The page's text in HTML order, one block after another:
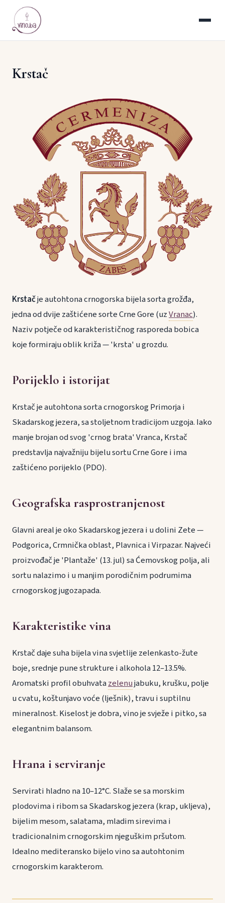
Krstač
Krstačje autohtona crnogorska bijela sorta grožđa,
jedna od dvije zaštićene sorte Crne Gore (uzVranac).
Naziv potječe od karakterističnog rasporeda bobica
koje formiraju oblik križa — 'krsta' u grozdu.
Porijeklo i istorijat
Krstač je autohtona sorta crnogorskog Primorja i
Skadarskog jezera, sa stoljetnom tradicijom uzgoja. Iako
manje brojan od svog 'crnog brata' Vranca, Krstač
predstavlja najvažniju bijelu sortu Crne Gore i ima
zaštićeno porijeklo (PDO).
Geografska rasprostranjenost
Glavni areal je oko Skadarskog jezera i u dolini Zete —
Podgorica, Crmnička oblast, Plavnica i Virpazar. Najveći
proizvođač je 'Plantaže' (13. jul) sa Ćemovskog polja, ali
sortu nalazimo i u manjim porodičnim podrumima
crnogorskog jugozapada.
Karakteristike vina
Krstač daje suha bijela vina svjetlije zelenkasto-žute
boje, srednje pune strukture i alkohola 12–13.5%.
Aromatski profil obuhvatazelenujabuku, krušku, polje
u cvatu, koštunjavo voće (lješnik), travu i suptilnu
mineralnost. Kiselost je dobra, vino je svježe i pitko, sa
elegantnim balansom.
Hrana i serviranje
Servirati hladno na 10–12°C. Slaže se sa morskim
plodovima i ribom sa Skadarskog jezera (krap, ukljeva),
bijelim mesom, salatama, mladim sirevima i
tradicionalnim crnogorskim njeguškim pršutom.
Idealno mediteransko bijelo vino sa autohtonim
crnogorskim karakterom.